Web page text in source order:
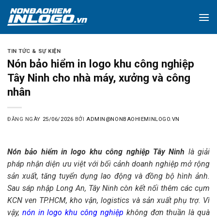
TIN TỨC & SỰ KIỆN
Nón bảo hiểm in logo khu công nghiệp
Tây Ninh cho nhà máy, xưởng và công
nhân
ĐĂNG NGÀY 25/06/2026 BỞI ADMIN@NONBAOHIEMINLOGO.VN
Nón bảo hiểm in logo khu công nghiệp Tây Ninh là giải
pháp nhận diện ưu việt với bối cảnh doanh nghiệp mở rộng
sản xuất, tăng tuyển dụng lao động và đồng bộ hình ảnh.
Sau sáp nhập Long An, Tây Ninh còn kết nối thêm các cụm
KCN ven TP.HCM, kho vận, logistics và sản xuất phụ trợ. Vì
vậy, nón in logo khu công nghiệp không đơn thuần là quà